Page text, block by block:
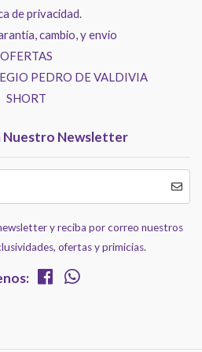
de privacidad.
cambio, y envío
OFERTAS
PEDRO DE VALDIVIA
SHORT
Nuestro Newsletter
y reciba por correo nuestros
ofertas y primicias.